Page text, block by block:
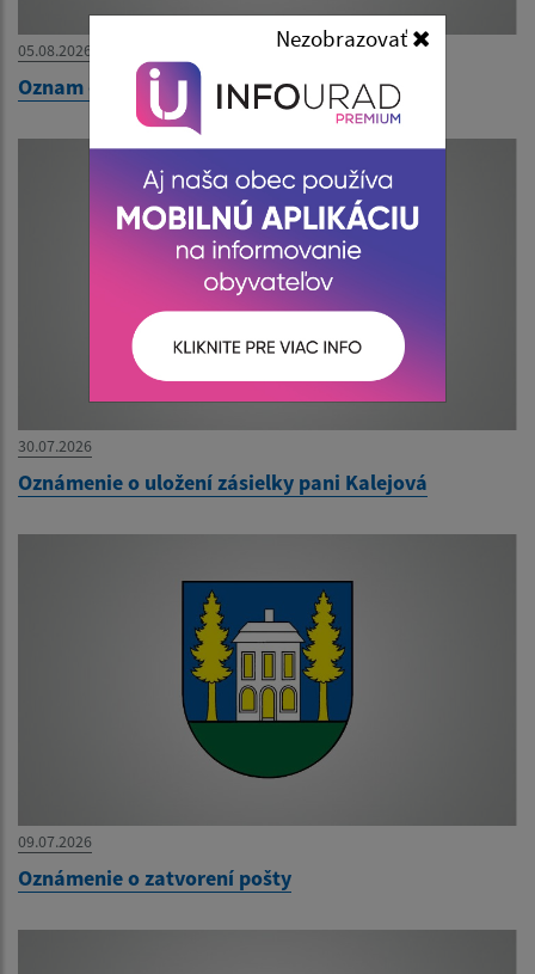
Nezobrazovať
05.08.2026
Oznam o uložení zásielky pán Tóth Marek
30.07.2026
Oznámenie o uložení zásielky pani Kalejová
09.07.2026
Oznámenie o zatvorení pošty